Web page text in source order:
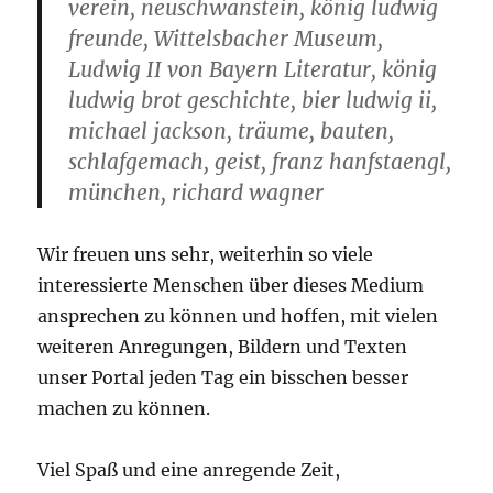
verein, neuschwanstein, könig ludwig
freunde, Wittelsbacher Museum,
Ludwig II von Bayern Literatur, könig
ludwig brot geschichte, bier ludwig ii,
michael jackson, träume, bauten,
schlafgemach, geist, franz hanfstaengl,
münchen, richard wagner
Wir freuen uns sehr, weiterhin so viele
interessierte Menschen über dieses Medium
ansprechen zu können und hoffen, mit vielen
weiteren Anregungen, Bildern und Texten
unser Portal jeden Tag ein bisschen besser
machen zu können.
Viel Spaß und eine anregende Zeit,